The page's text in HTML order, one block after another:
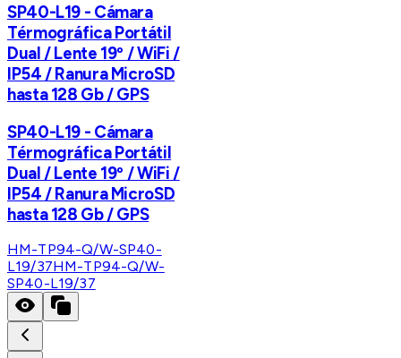
SP40-L19 - Cámara
Térmográfica Portátil
Dual / Lente 19º / WiFi /
IP54 / Ranura MicroSD
hasta 128 Gb / GPS
SP40-L19 - Cámara
Térmográfica Portátil
Dual / Lente 19º / WiFi /
IP54 / Ranura MicroSD
hasta 128 Gb / GPS
HM-TP94-Q/W-SP40-
L19/37HM-TP94-Q/W-
SP40-L19/37